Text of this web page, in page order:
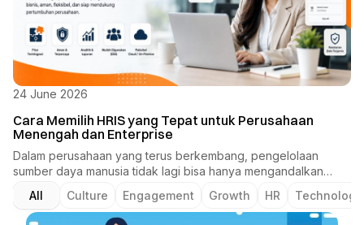
24 June 2026
Cara Memilih HRIS yang Tepat untuk Perusahaan
Menengah dan Enterprise
Dalam perusahaan yang terus berkembang, pengelolaan
sumber daya manusia tidak lagi bisa hanya mengandalkan
sendiri-sendiri. Semakin besar jumlah karyawan, semakin
kompleks pula kebutuhan HR, mulai dari administrasi data
All Culture Engagement Growth HR Technology